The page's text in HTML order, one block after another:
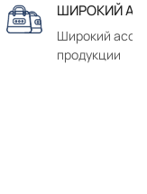
ШИРОКИЙ
Широкий
продукции